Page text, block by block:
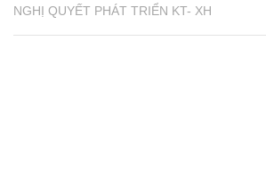
NGHỊ QUYẾT PHÁT TRIỂN KT- XH